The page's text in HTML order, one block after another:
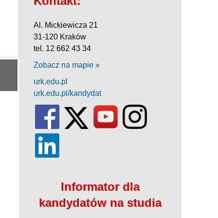
Al. Mickiewicza 21
31-120 Kraków
tel. 12 662 43 34
Zobacz na mapie »
urk.edu.pl
urk.edu.pl/kandydat
Informator dla
kandydatów na studia